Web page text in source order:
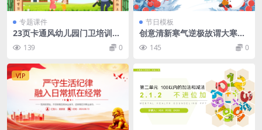
专题课件
23页卡通风幼儿园门卫培训安
139 0
节日模板
创意清新寒气逆极故谓大寒节
145 0
VIP